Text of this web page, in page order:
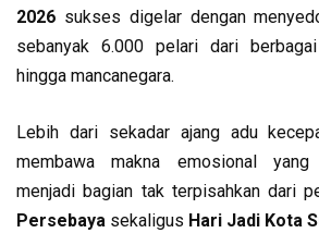
2026 sukses digelar dengan
sebanyak 6.000 pelari dari
hingga mancanegara.
Lebih dari sekadar ajang adu
membawa makna emosional yang
menjadi bagian tak terpisahkan dari
Persebaya sekaligus Hari Jadi Kota